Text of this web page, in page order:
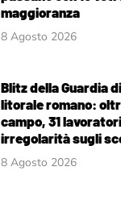
maggioranza
8 Agosto 2026
Blitz della Guardia
litorale romano:
campo, 31
irregolarità sugli
8 Agosto 2026